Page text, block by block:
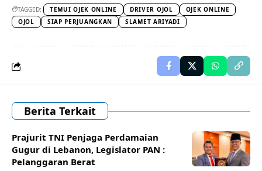
TAGGED: TEMUI OJEK ONLINE DRIVER OJOL
OJEK ONLINE
OJOL
SIAP PERJUANGKAN SLAMET ARIYADI
Berita Terkait
Prajurit TNI Penjaga Perdamaian
Gugur di Lebanon, Legislator PAN :
Pelanggaran Berat